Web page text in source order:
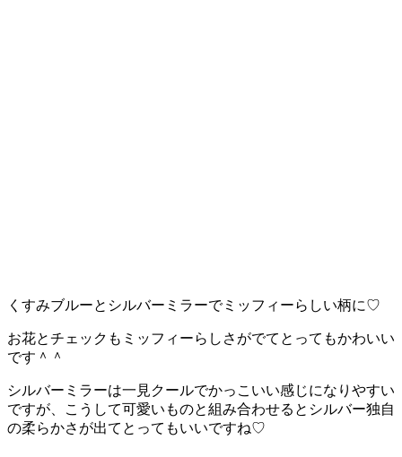
くすみブルーとシルバーミラーでミッフィーらしい柄に♡
お花とチェックもミッフィーらしさがでてとってもかわいい
です＾＾
シルバーミラーは一見クールでかっこいい感じになりやすい
ですが、こうして可愛いものと組み合わせるとシルバー独自
の柔らかさが出てとってもいいですね♡